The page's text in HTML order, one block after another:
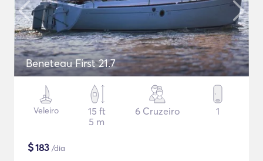
Beneteau First 21.7
Veleiro
15 ft
5 m
6 Cruzeiro 1
$183 /dia